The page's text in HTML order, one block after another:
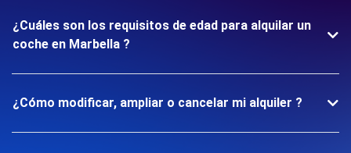
¿Cuáles son los requisitos de edad para alquilar un
coche en Marbella ?
¿Cómo modificar, ampliar o cancelar mi alquiler ?